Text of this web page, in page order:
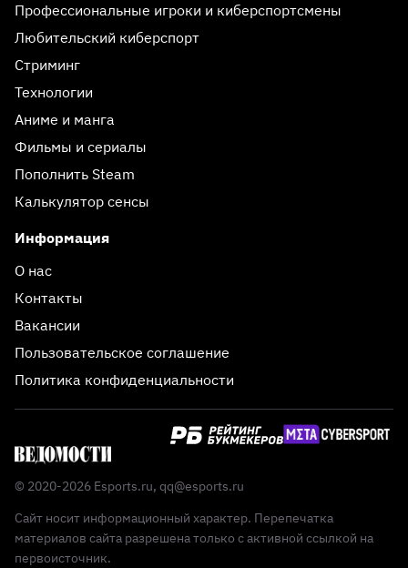
Профессиональные игроки и киберспортсмены
Любительский киберспорт
Стриминг
Технологии
Аниме и манга
Фильмы и сериалы
Пополнить Steam
Калькулятор сенсы
Информация
О нас
Контакты
Вакансии
Пользовательское соглашение
Политика конфиденциальности
© 2020-2026 Esports.ru, qq@esports.ru
Сайт носит информационный характер. Перепечатка
материалов сайта разрешена только с активной ссылкой на
первоисточник.